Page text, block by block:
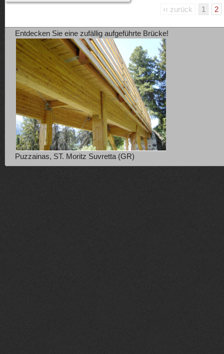
‹‹ zurück 1 2
Entdecken Sie eine zufällig aufgeführte Brücke!
Puzzainas, ST. Moritz Suvretta (GR)